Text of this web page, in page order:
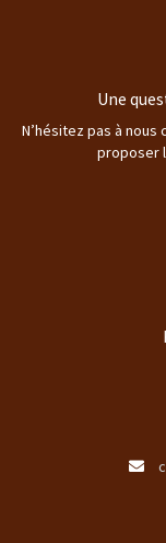
Une
N’hésitez pas à
proposer